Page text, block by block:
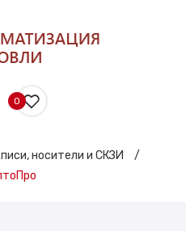
0
носители и СКЗИ
/